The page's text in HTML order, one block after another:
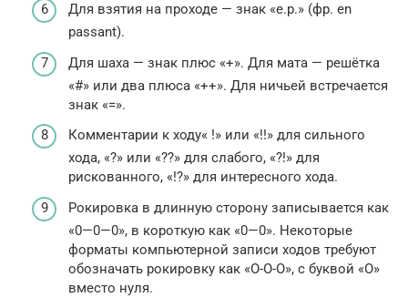
Для взятия на проходе — знак «e.p.» (фр. en
passant).
Для шаха — знак плюс «+». Для мата — решётка
«#» или два плюса «++». Для ничьей встречается
знак «=».
Комментарии к ходу« !» или «!!» для сильного
хода, «?» или «??» для слабого, «?!» для
рискованного, «!?» для интересного хода.
Рокировка в длинную сторону записывается как
«0—0—0», в короткую как «0—0». Некоторые
форматы компьютерной записи ходов требуют
обозначать рокировку как «O-O-O», с буквой «O»
вместо нуля.